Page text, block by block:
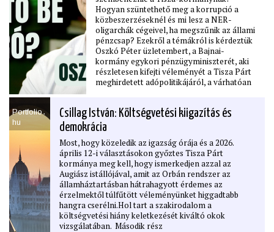
Hogyan szüntethető meg a korrupció a
közbeszerzéseknél és mi lesz a NER-
oligarchák cégeivel, ha megszűnik az állami
pénzcsap? Ezekről a témákról is kérdeztük
Oszkó Péter üzletembert, a Bajnai-
kormány egykori pénzügyminiszterét, aki
részletesen kifejti véleményét a Tisza Párt
meghirdetett adópolitikájáról, a várhatóan
hogy szükséges-e idén radikális
költségvetési vágást végrehajtania az új
kormánynak. Szóba kerül ezek mellett az
MNB kamatpolitikája és az, hogy milyen
lépésekkel vezethető be az euró
Magyarországon, valamint az is, hogy
mikor érezheti majd meg az átlagember is a
pénztárcáján az eddigi rendszer leváltását.
Portfolio․
hu
Csillag István: Költségvetési kiigazítás és
demokrácia
Most, hogy közeledik az igazság órája és a 2026.
április 12-i választásokon győztes Tisza Párt
kormánya meg kell, hogy ismerkedjen azzal az
Augiász istállójával, amit az Orbán rendszer az
államháztartásban hátrahagyott érdemes az
érzelmektől túlfűtött véleményünket higgadtabb
hangra cserélni.Hol tart a szakirodalom a
költségvetési hiány keletkezését kiváltó okok
vizsgálatában. Második rész